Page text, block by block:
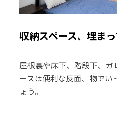
収納スペース、埋ま
屋根裏や床下、階段下、ガ
ースは便利な反面、物でい
ょう。